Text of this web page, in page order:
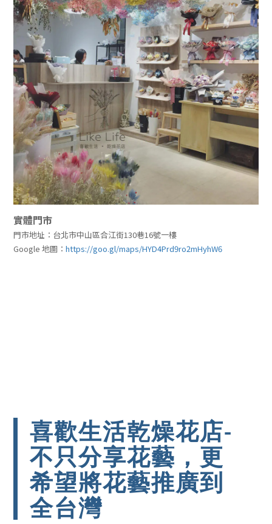
實體門市
門市地址：台北市中山區合江街130巷16號一樓
Google 地圖： https://goo.gl/maps/HYD4Prd9ro2mHyhW6
喜歡生活乾燥花店-
不只分享花藝，更
希望將花藝推廣到
全台灣